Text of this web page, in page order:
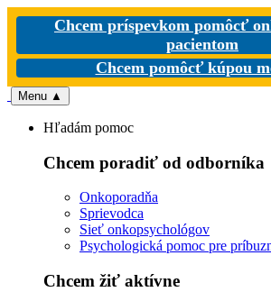
Chcem príspevkom pomôcť
pacientom
Chcem pomôcť kúpou
Menu ▲
Hľadám pomoc
Chcem poradiť od odborníka
Onkoporadňa
Sprievodca
Sieť onkopsychológov
Psychologická pomoc pre
Chcem žiť aktívne